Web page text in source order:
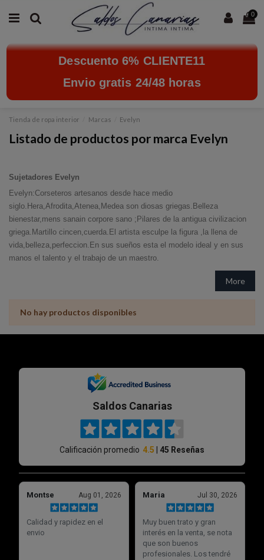
0
Descuento 6% CLIENTE11
Envio gratis 24/48 horas
Tienda de ropa interior Marcas Evelyn
Listado de productos por marca Evelyn
Sujetadores Evelyn
Evelyn:Corseteros artesanos desde hace medio
siglo.Hera,Afrodita,Atenea,Medea son diosas griegas.Belleza
bienestar,mens sanain corpore sano ;Pilares de la antigua civilizacion
griega.Martillo cincen,cuerda.El artista esculpe la figura ,la llena de
vida,belleza,perfeccion.En sus sueños esta el modelo ideal y en sus
manos el talento y el trabajo de un maestro.
More
No hay productos disponibles